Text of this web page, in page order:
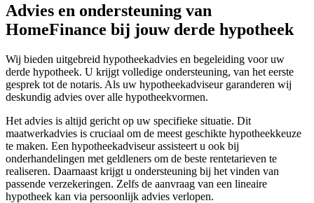
Advies en ondersteuning van
HomeFinance bij jouw derde hypotheek
Wij bieden uitgebreid hypotheekadvies en begeleiding voor uw
derde hypotheek. U krijgt volledige ondersteuning, van het eerste
gesprek tot de notaris. Als uw hypotheekadviseur garanderen wij
deskundig advies over alle hypotheekvormen.
Het advies is altijd gericht op uw specifieke situatie. Dit
maatwerkadvies is cruciaal om de meest geschikte hypotheekkeuze
te maken. Een hypotheekadviseur assisteert u ook bij
onderhandelingen met geldleners om de beste rentetarieven te
realiseren. Daarnaast krijgt u ondersteuning bij het vinden van
passende verzekeringen. Zelfs de aanvraag van een lineaire
hypotheek kan via persoonlijk advies verlopen.